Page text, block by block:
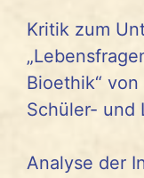
Kritik zum
Bioethik“
Schüler- und
Analyse der